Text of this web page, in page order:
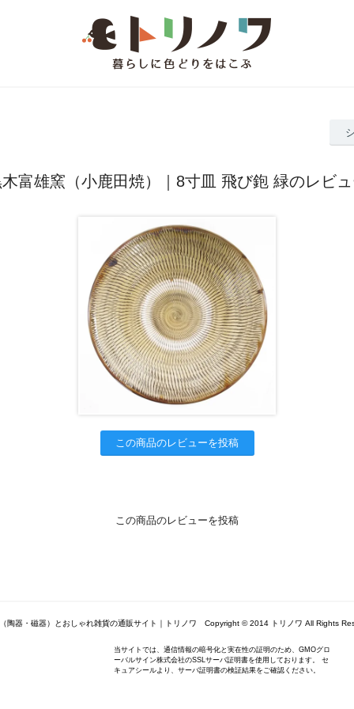
富雄窯（小鹿田焼）｜8寸皿 飛び鉋 緑のレビ
この商品のレビューを投稿
この商品のレビューを投稿
陶器・磁器）とおしゃれ雑貨の通販サイト｜トリノワ Copyright © 2014 トリノワ All Rights
当サイトでは、通信情報の暗号化と実在性の証明のため、GMOグロ
ーバルサイン株式会社のSSLサーバ証明書を使用しております。 セ
キュアシールより、サーバ証明書の検証結果をご確認ください。